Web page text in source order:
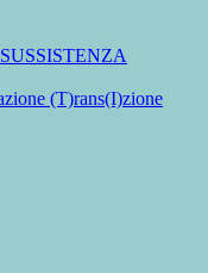
(T)rans(I)zione